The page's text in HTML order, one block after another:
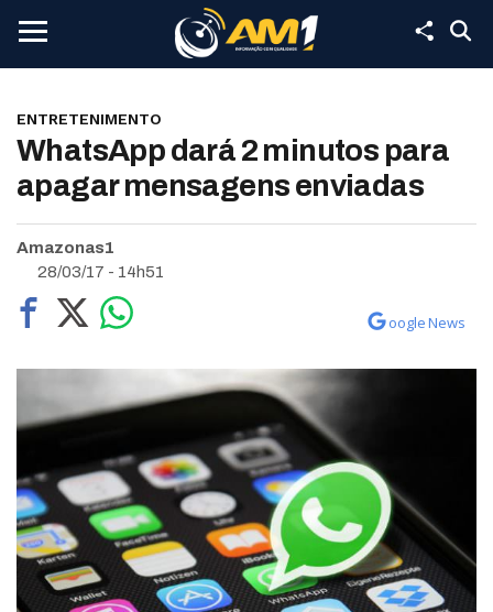
ENTRETENIMENTO
WhatsApp dará 2 minutos para
apagar mensagens enviadas
Amazonas1
28/03/17 - 14h51
oogle News